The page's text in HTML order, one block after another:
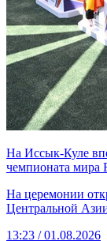
На Иссык-Куле
чемпионата мира
На церемонии
Центральной
13:23 / 01.08.2026